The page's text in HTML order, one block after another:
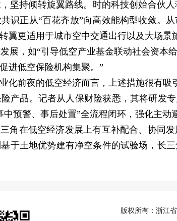
持倾转旋翼路线。时的科技创始合伙人
识正从“百花齐放”向高效能构型收敛。
翼更适用于城市空中交通出行以及大场景
，如“引导低空产业基金联动社会资本
进低空保险机构集聚。”
前夜的低空经济而言，上述措施很有吸
品。记者从人保财险获悉，其将研发专
预警、事后处置”全流程闭环，强化主动
在低空经济发展上有互补配合、协同
于土地优势建有净空条件的试验场，长
版权所有：浙江